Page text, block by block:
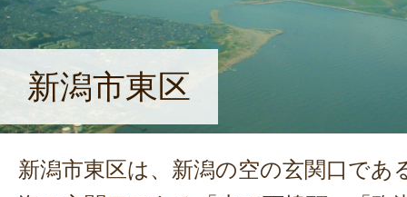
新潟市東区
新潟市東区は、新潟の空の玄関口であ